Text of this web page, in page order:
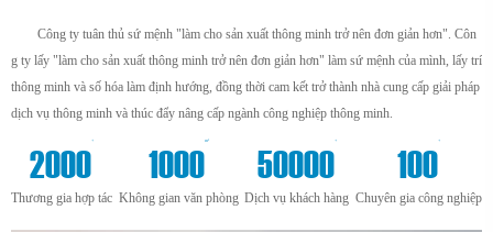
Công ty tuân thủ sứ mệnh "làm cho sản xuất thông minh trở nên đơn giản hơn". Côn
g ty lấy "làm cho sản xuất thông minh trở nên đơn giản hơn" làm sứ mệnh của mình, lấy trí
thông minh và số hóa làm định hướng, đồng thời cam kết trở thành nhà cung cấp giải pháp
dịch vụ thông minh và thúc đẩy nâng cấp ngành công nghiệp thông minh.
2000
+
Thương gia hợp tác
1000
m²
Không gian văn phòng
50000
+
Dịch vụ khách hàng
100
+
Chuyên gia công nghiệp